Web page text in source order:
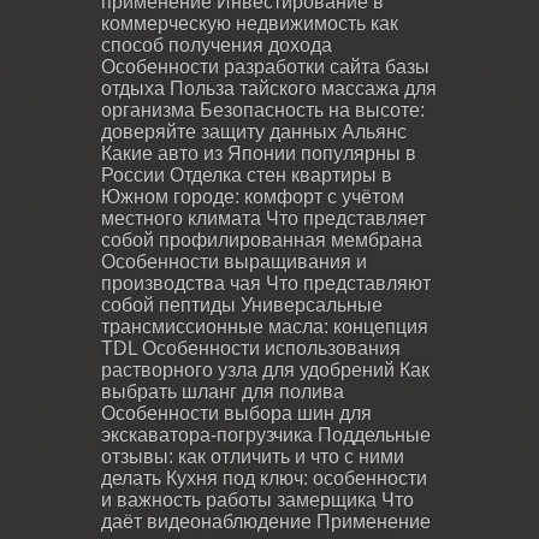
коммерческую недвижимость как
способ получения дохода
Особенности разработки сайта базы
отдыха Польза тайского массажа для
организма Безопасность на высоте:
доверяйте защиту данных Альянс
Какие авто из Японии популярны в
России Отделка стен квартиры в
Южном городе: комфорт с учётом
местного климата Что представляет
собой профилированная мембрана
Особенности выращивания и
производства чая Что представляют
собой пептиды Универсальные
трансмиссионные масла: концепция
TDL Особенности использования
растворного узла для удобрений Как
выбрать шланг для полива
Особенности выбора шин для
экскаватора-погрузчика Поддельные
отзывы: как отличить и что с ними
делать Кухня под ключ: особенности
и важность работы замерщика Что
даёт видеонаблюдение Применение